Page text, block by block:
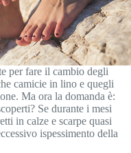
per fare il cambio degli
camicie in lino e quegli
Ma ora la domanda è:
Se durante i mesi
in calze e scarpe quasi
ispessimento della